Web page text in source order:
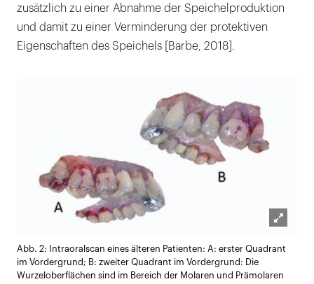
zusätzlich zu einer Abnahme der Speichelproduktion
und damit zu einer Verminderung der protektiven
Eigenschaften des Speichels [Barbe, 2018].
öffnen
Abb. 2: Intraoralscan eines älteren Patienten: A: erster Quadrant
im Vordergrund; B: zweiter Quadrant im Vordergrund: Die
Wurzeloberflächen sind im Bereich der Molaren und Prämolaren